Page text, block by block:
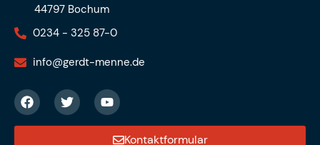
44797 Bochum
0234 - 325 87-0
info@gerdt-menne.de
Kontaktformular